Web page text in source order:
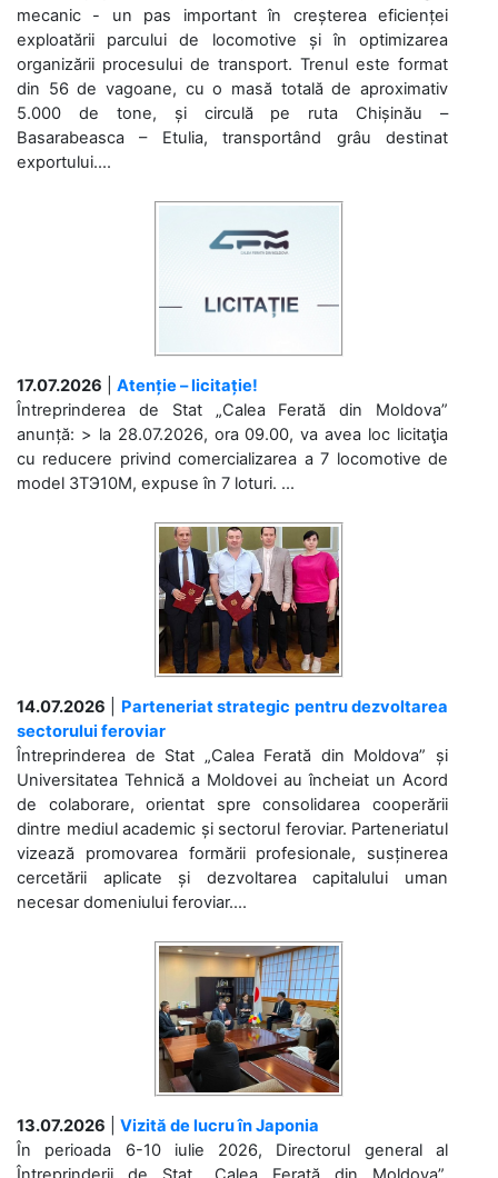
mecanic - un pas important în creșterea eficienței
exploatării parcului de locomotive și în optimizarea
organizării procesului de transport. Trenul este format
din 56 de vagoane, cu o masă totală de aproximativ
5.000 de tone, și circulă pe ruta Chișinău –
Basarabeasca – Etulia, transportând grâu destinat
exportului....
17.07.2026
Atenție – licitație!
Întreprinderea de Stat „Calea Ferată din Moldova”
anunță: > la 28.07.2026, ora 09.00, va avea loc licitaţia
cu reducere privind comercializarea a 7 locomotive de
model 3ТЭ10М, expuse în 7 loturi. ...
14.07.2026
Parteneriat strategic pentru dezvoltarea
sectorului feroviar
Întreprinderea de Stat „Calea Ferată din Moldova” și
Universitatea Tehnică a Moldovei au încheiat un Acord
de colaborare, orientat spre consolidarea cooperării
dintre mediul academic și sectorul feroviar. Parteneriatul
vizează promovarea formării profesionale, susținerea
cercetării aplicate și dezvoltarea capitalului uman
necesar domeniului feroviar....
13.07.2026
Vizită de lucru în Japonia
În perioada 6-10 iulie 2026, Directorul general al